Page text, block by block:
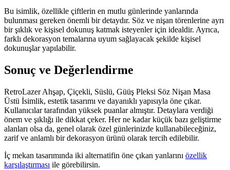
Bu isimlik, özellikle çiftlerin en mutlu günlerinde yanlarında
bulunması gereken önemli bir detaydır. Söz ve nişan törenlerine ayrı
bir şıklık ve kişisel dokunuş katmak isteyenler için idealdir. Ayrıca,
farklı dekorasyon temalarına uyum sağlayacak şekilde kişisel
dokunuşlar yapılabilir.
Sonuç ve Değerlendirme
RetroLazer Ahşap, Çiçekli, Süslü, Güüş Pleksi Söz Nişan Masa
Üstü İsimlik, estetik tasarımı ve dayanıklı yapısıyla öne çıkar.
Kullanıcılar tarafından yüksek puanlar almıştır. Detaylara verdiği
önem ve şıklığı ile dikkat çeker. Her ne kadar küçük bazı geliştirme
alanları olsa da, genel olarak özel günlerinizde kullanabileceğiniz,
zarif ve anlamlı bir dekorasyon ürünü olarak tercih edilebilir.
İç mekan tasarımında iki alternatifin öne çıkan yanlarını özellik
karşılaştırması ile görebilirsin.